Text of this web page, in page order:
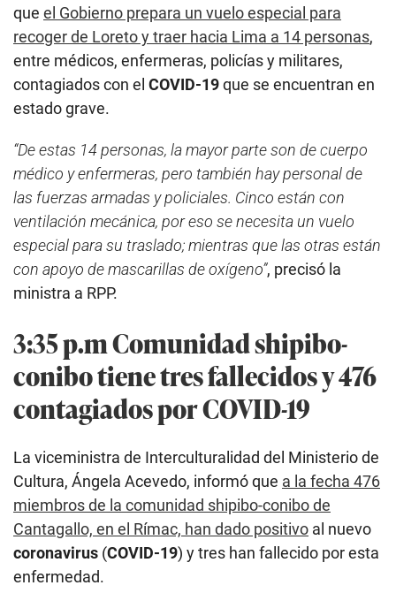
que el Gobierno prepara un vuelo especial para
recoger de Loreto y traer hacia Lima a 14 personas,
entre médicos, enfermeras, policías y militares,
contagiados con el COVID-19que se encuentran en
estado grave.
“De estas 14 personas, la mayor parte son de cuerpo
médico y enfermeras, pero también hay personal de
las fuerzas armadas y policiales. Cinco están con
ventilación mecánica, por eso se necesita un vuelo
especial para su traslado; mientras que las otras están
con apoyo de mascarillas de oxígeno”, precisó la
ministra a RPP.
3:35 p.m Comunidad shipibo-
conibo tiene tres fallecidos y 476
contagiados por COVID-19
La viceministra de Interculturalidad del Ministerio de
Cultura, Ángela Acevedo, informó que a la fecha 476
miembros de la comunidad shipibo-conibo de
Cantagallo, en el Rímac, han dado positivo al nuevo
coronavirus (COVID-19) y tres han fallecido por esta
enfermedad.